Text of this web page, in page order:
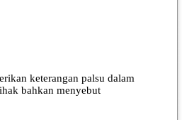
keterangan palsu dalam
bahkan menyebut